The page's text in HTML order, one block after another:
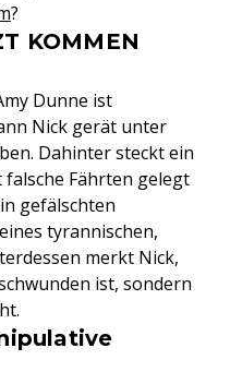
?
KOMMEN
Dunne ist
Nick gerät unter
Dahinter steckt ein
Fährten gelegt
gefälschten
tyrannischen,
merkt Nick,
ist, sondern